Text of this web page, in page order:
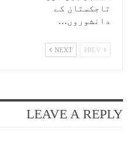
تاجکستان کے
دانشوروں…
NEXT
LEAVE A REPLY